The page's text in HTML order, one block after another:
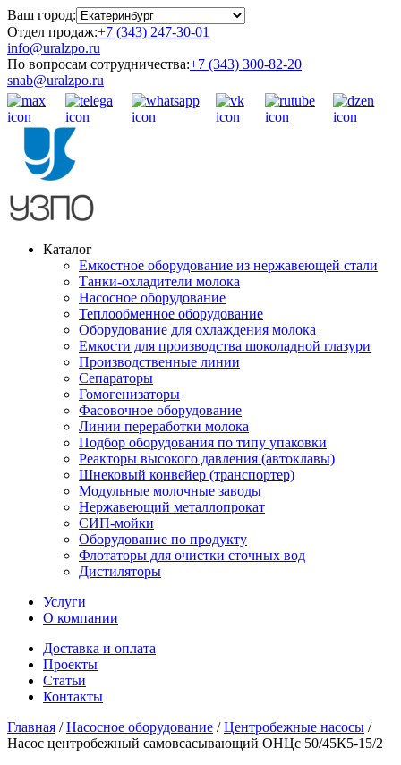
Ваш город:
Отдел продаж:+7 (343) 247-30-01
info@uralzpo.ru
По вопросам сотрудничества:+7 (343) 300-82-20
snab@uralzpo.ru
Каталог
Емкостное оборудование из нержавеющей стали
Танки-охладители молока
Насосное оборудование
Теплообменное оборудование
Оборудование для охлаждения молока
Емкости для производства шоколадной глазури
Производственные линии
Сепараторы
Гомогенизаторы
Фасовочное оборудование
Линии переработки молока
Подбор оборудования по типу упаковки
Реакторы высокого давления (автоклавы)
Шнековый конвейер (транспортер)
Модульные молочные заводы
Нержавеющий металлопрокат
СИП-мойки
Оборудование по продукту
Флотаторы для очистки сточных вод
Дистиляторы
Услуги
О компании
Доставка и оплата
Проекты
Статьи
Контакты
Главная /Насосное оборудование /Центробежные насосы /
Насос центробежный самовсасывающий ОНЦс 50/45К5-15/2